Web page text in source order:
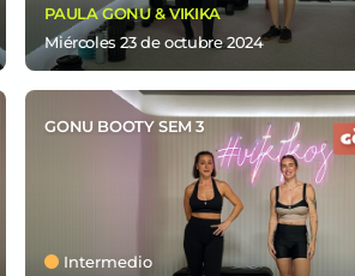
PAULA GONU & VIKIKA
miércoles 23deoctubre 2024
GONU BOOTY SEM 3
Intermedio